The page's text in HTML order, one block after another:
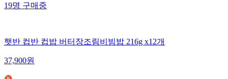
19명구매중
햇반 컵반 컵밥 버터장조림비빔밥 216g x12개
37,900원